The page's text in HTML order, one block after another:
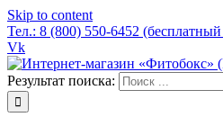
Skip to content
Тел.: 8 (800) 550-6452
Vk
Результат поиска: